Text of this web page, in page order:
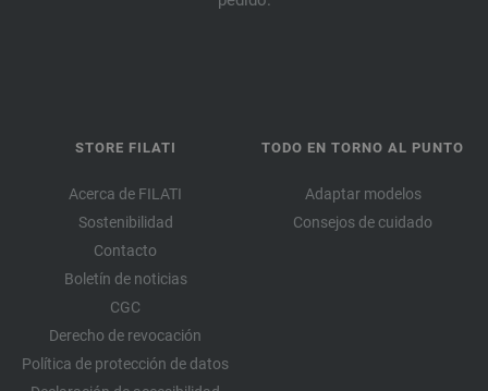
STORE FILATI
Acerca de FILATI
Sostenibilidad
Contacto
Boletín de noticias
CGC
Derecho de revocación
Política de protección de datos
TODO EN TORNO AL PUNTO
Adaptar modelos
Consejos de cuidado